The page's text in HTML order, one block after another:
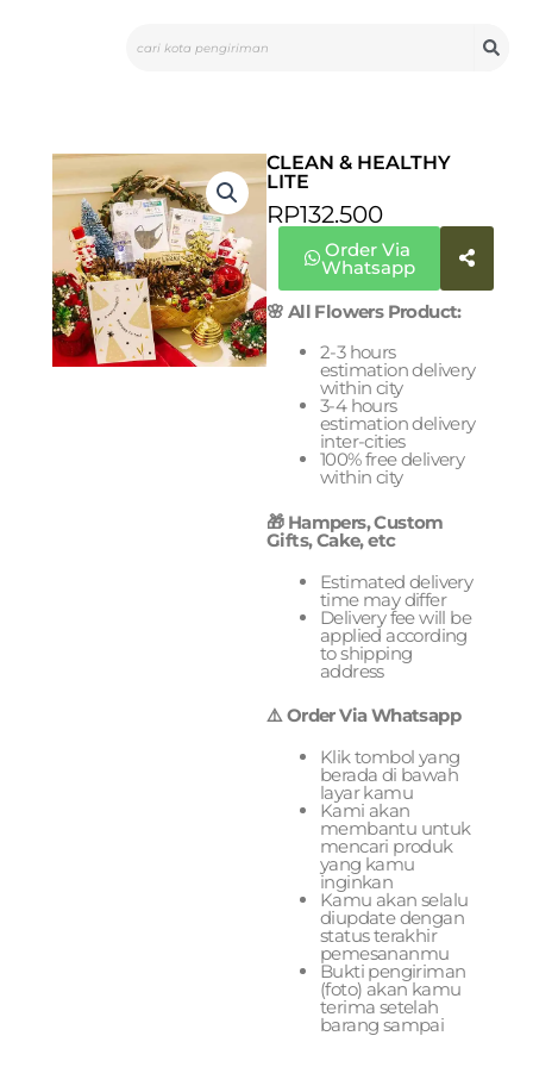
CLEAN & HEALTHY
LITE
RP132.500
Order Via
Whatsapp
🌸 All Flowers Product:
2-3 hours
estimation delivery
within city
3-4 hours
estimation delivery
inter-cities
100% free delivery
within city
🎁 Hampers, Custom
Gifts, Cake, etc
Estimated delivery
time may differ
Delivery fee will be
applied according
to shipping
address
⚠️ Order Via Whatsapp
Klik tombol yang
berada di bawah
layar kamu
Kami akan
membantu untuk
mencari produk
yang kamu
inginkan
Kamu akan selalu
diupdate dengan
status terakhir
pemesananmu
Bukti pengiriman
(foto) akan kamu
terima setelah
barang sampai